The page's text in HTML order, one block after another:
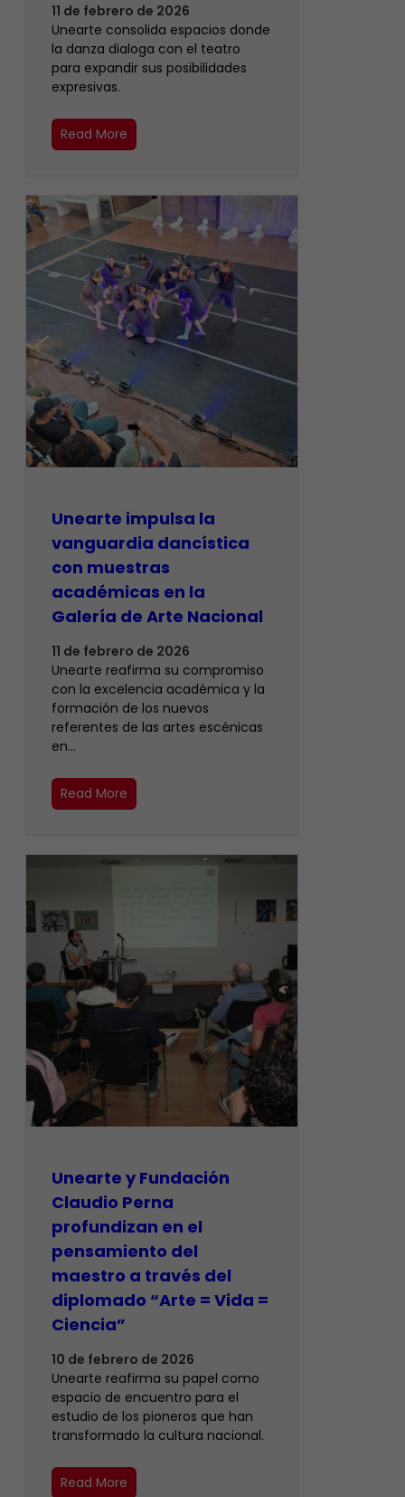
11 de febrero de 2026
Unearte consolida espacios donde
la danza dialoga con el teatro
para expandir sus posibilidades
expresivas.
Read More
Unearte impulsa la
vanguardia dancística
con muestras
académicas en la
Galería de Arte Nacional
11 de febrero de 2026
Unearte reafirma su compromiso
con la excelencia académica y la
formación de los nuevos
referentes de las artes escénicas
en…
Read More
​Unearte y Fundación
Claudio Perna
profundizan en el
pensamiento del
maestro a través del
diplomado “Arte = Vida =
Ciencia”
10 de febrero de 2026
Unearte reafirma su papel como
espacio de encuentro para el
estudio de los pioneros que han
transformado la cultura nacional.
Read More